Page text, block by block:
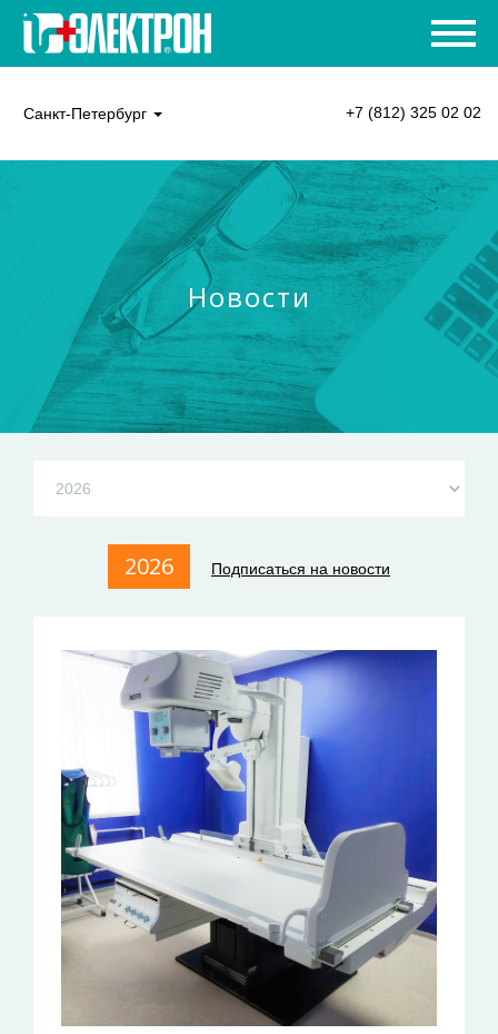
Санкт-Петербург +7 (812) 325 02 02
Новости
2026 Подписаться на новости